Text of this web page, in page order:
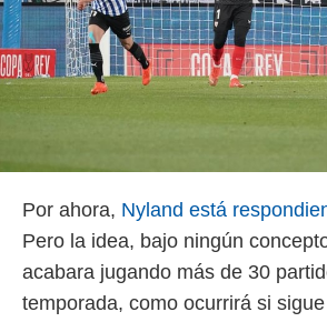
Por ahora, Nyland está
Pero la idea, bajo ningún
acabara jugando más de 30
temporada, como ocurrirá si